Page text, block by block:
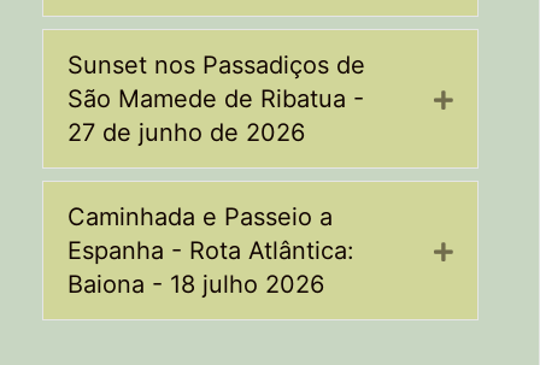
Sunset nos Passadiços de
São Mamede de Ribatua -
27 de junho de 2026
Expand
Caminhada e Passeio a
Espanha - Rota Atlântica:
Baiona - 18 julho 2026
Expand